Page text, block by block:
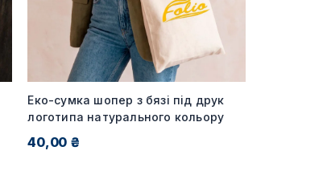
Еко-сумка шопер з бязі під друк
логотипа натурального кольору
40,00 ₴